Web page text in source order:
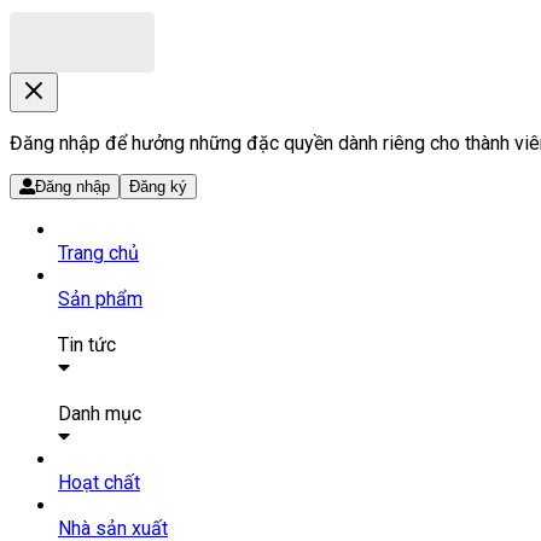
Đăng nhập để hưởng những đặc quyền dành riêng cho thành
Đăng nhập Đăng ký
Trang chủ
Sản phẩm
Tin tức
Tin tức
Danh mục
SẢN PHẨM THUỐC
Tất cả sản phẩm
Hoạt chất
Nhà sản xuất